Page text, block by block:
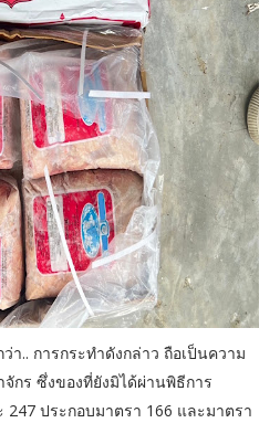
า.. การกระทำดังกล่าว ถือเป็นความ
กร ซึ่งของที่ยังมิได้ผ่านพิธีการ
ประกอบมาตรา 166 และมาตรา